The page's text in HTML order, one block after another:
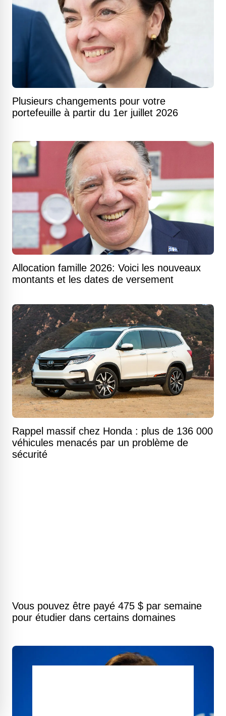
Plusieurs changements pour votre
portefeuille à partir du 1er juillet 2026
Allocation famille 2026: Voici les nouveaux
montants et les dates de versement
Rappel massif chez Honda : plus de 136 000
véhicules menacés par un problème de
sécurité
Vous pouvez être payé 475 $ par semaine
pour étudier dans certains domaines